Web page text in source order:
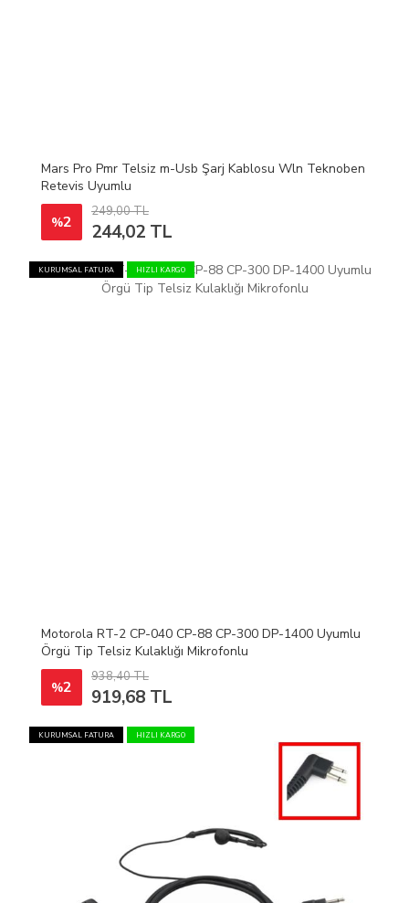
Mars Pro Pmr Telsiz m-Usb Şarj Kablosu Wln Teknoben
Retevis Uyumlu
%2
249,00 TL
244,02 TL
KURUMSAL FATURA HIZLI KARGO
Motorola RT-2 CP-040 CP-88 CP-300 DP-1400 Uyumlu
Örgü Tip Telsiz Kulaklığı Mikrofonlu
%2
938,40 TL
919,68 TL
KURUMSAL FATURA HIZLI KARGO